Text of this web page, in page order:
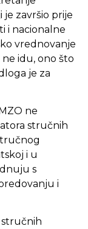
završio prije
i nacionalne
vrednovanje
idu, ono što
je za
ne
stručnih
i u
s
i